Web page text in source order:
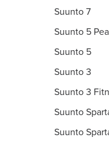
Suunto 7
Suunto 5
Suunto 5
Suunto 3
Suunto 3
Suunto
Suunto